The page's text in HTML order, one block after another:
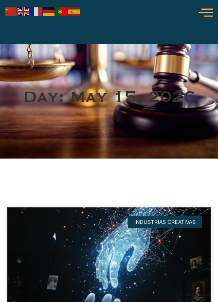
Day: May 15, 2026
INDUSTRIAS CREATIVAS